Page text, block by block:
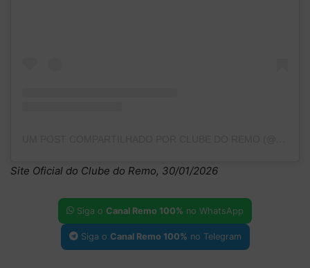
Site Oficial do Clube do Remo, 30/01/2026
Siga o Canal Remo 100% no WhatsApp
Siga o Canal Remo 100% no Telegram